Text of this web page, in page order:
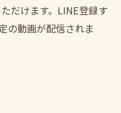
だけます。LINE登録す
の動画が配信されま